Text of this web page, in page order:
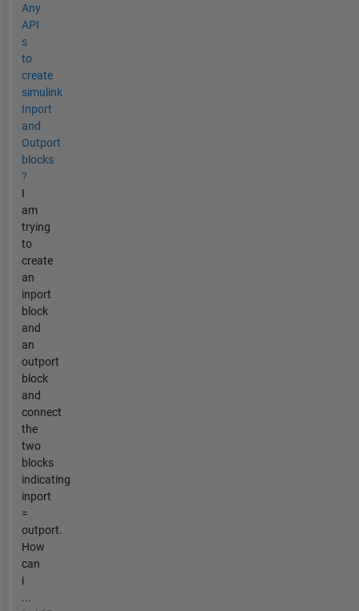
Any
API
s
to
create
simulink
Inport
and
Outport
blocks
?
I
am
trying
to
create
an
inport
block
and
an
outport
block
and
connect
the
two
blocks
indicating
inport
=
outport.
How
can
i
...